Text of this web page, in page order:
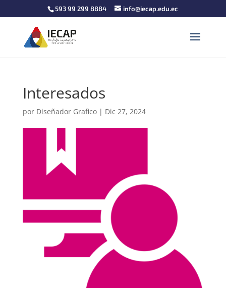
593 99 299 8884 info@iecap.edu.ec
Interesados
por Diseñador Grafico| Dic 27, 2024